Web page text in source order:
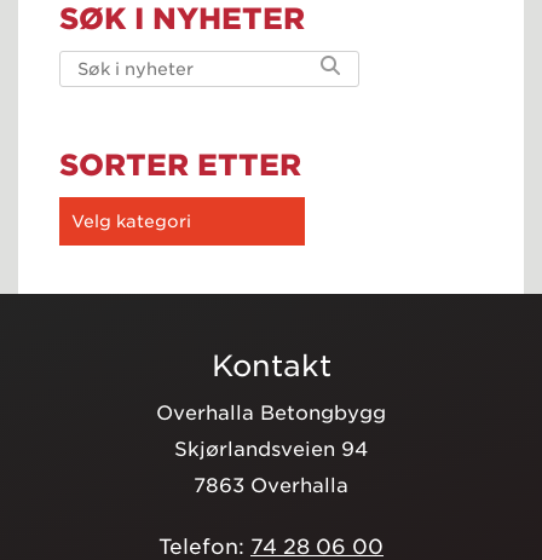
SØK I NYHETER
SORTER ETTER
Kontakt
Overhalla Betongbygg
Skjørlandsveien 94
7863 Overhalla
Telefon: 74 28 06 00